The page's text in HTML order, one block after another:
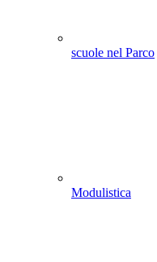
scuole nel Parco
Modulistica